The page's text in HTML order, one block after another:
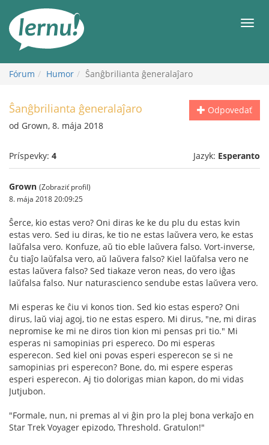
obsah
Fórum Humor Ŝanĝbrilianta ĝeneralaĵaro
Odpovedať
Ŝanĝbrilianta ĝeneralaĵaro
od Grown, 8. mája 2018
Príspevky: 4 Jazyk: Esperanto
Grown (Zobraziť profil)
8. mája 2018 20:09:25
Ŝerce, kio estas vero? Oni diras ke ke du plu du estas kvin
estas vero. Sed iu diras, ke tio ne estas laŭvera vero, ke estas
laŭfalsa vero. Konfuze, aŭ tio eble laŭvera falso. Vort-inverse,
ĉu tiaĵo laŭfalsa vero, aŭ laŭvera falso? Kiel laŭfalsa vero ne
estas laŭvera falso? Sed tiakaze veron neas, do vero iĝas
laŭfalsa falso. Nur naturascienco sendube estas laŭvera vero.
Mi esperas ke ĉiu vi konos tion. Sed kio estas espero? Oni
dirus, laŭ viaj agoj, tio ne estas espero. Mi dirus, "ne, mi diras
nepromise ke mi ne diros tion kion mi pensas pri tio." Mi
esperas ni samopinias pri espereco. Do mi esperas
esperecon. Sed kiel oni povas esperi esperecon se si ne
samopinias pri esperecon? Bone, do, mi espere esperas
esperi esperecon. Aj tio dolorigas mian kapon, do mi vidas
Jutjubon.
"Formale, nun, ni premas al vi ĝin pro la plej bona verkaĵo en
Star Trek Voyager epizodo, Threshold. Gratulon!"